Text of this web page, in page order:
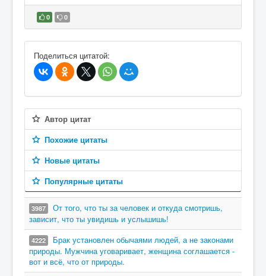
0 0
В избранное
Поделиться цитатой:
Автор цитат
Похожие цитаты
Новые цитаты
Популярные цитаты
3987
От того, что ты за человек и откуда смотришь,
зависит, что ты увидишь и услышишь!
4222
Брак установлен обычаями людей, а не законами
природы. Мужчина уговаривает, женщина соглашается -
вот и всё, что от природы.